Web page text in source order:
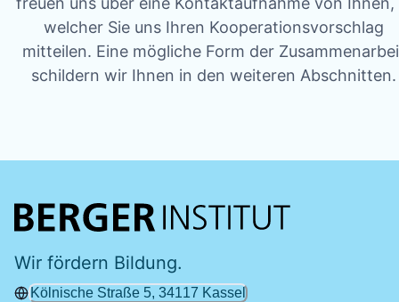
welcher Sie uns Ihren Kooperationsvorschlag
mitteilen. Eine mögliche Form der
schildern wir Ihnen in den weiteren Abschnitten.
Wir fördern Bildung.
Kölnische Straße 5, 34117 Kassel